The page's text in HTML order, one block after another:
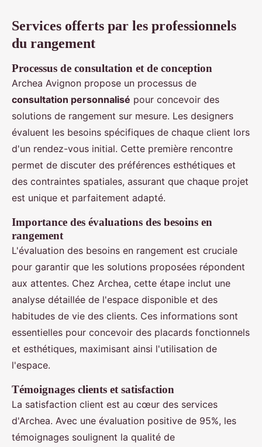
Services offerts par les professionnels
du rangement
Processus de consultation et de conception
Archea Avignon propose un processus de
consultation personnalisé pour concevoir des
solutions de rangement sur mesure. Les designers
évaluent les besoins spécifiques de chaque client lors
d'un rendez-vous initial. Cette première rencontre
permet de discuter des préférences esthétiques et
des contraintes spatiales, assurant que chaque projet
est unique et parfaitement adapté.
Importance des évaluations des besoins en
rangement
L'évaluation des besoins en rangement est cruciale
pour garantir que les solutions proposées répondent
aux attentes. Chez Archea, cette étape inclut une
analyse détaillée de l'espace disponible et des
habitudes de vie des clients. Ces informations sont
essentielles pour concevoir des placards fonctionnels
et esthétiques, maximisant ainsi l'utilisation de
l'espace.
Témoignages clients et satisfaction
La satisfaction client est au cœur des services
d'Archea. Avec une évaluation positive de 95%, les
témoignages soulignent la qualité de